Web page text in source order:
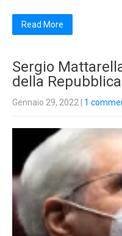
Read More
Sergio
della
Gennaio 29, 2022 1